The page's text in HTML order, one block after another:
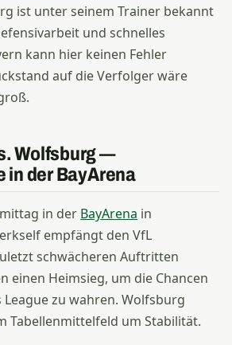
ist unter seinem Trainer bekannt
und schnelles
kann hier keinen Fehler
auf die Verfolger wäre
Wolfsburg —
in der BayArena
in der BayArena in
empfängt den VfL
schwächeren Auftritten
einen Heimsieg, um die Chancen
zu wahren. Wolfsburg
Tabellenmittelfeld um Stabilität.